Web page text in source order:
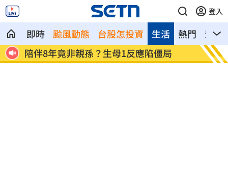
登入
即時 颱風動態 台股怎投資 熱門 影音
生活
第一桶金5百萬 不靠爸他授30歲達標秘
訣
鬼門